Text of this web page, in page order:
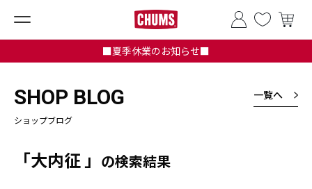
■夏季休業のお知らせ■
SHOP BLOG
ショップブログ
一覧へ
「大内征 」 の検索結果